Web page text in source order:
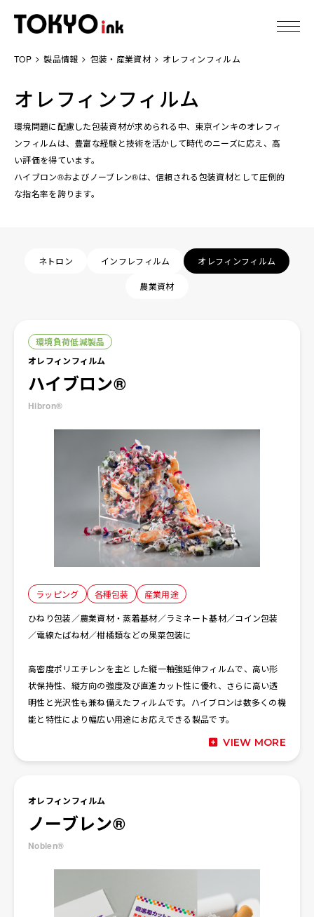
製品情報
技術情報
IR情報
ニュース
お問い合わせ
TOP 製品情報 包装・産業資材 オレフィンフィルム
オレフィンフィルム
環境問題に配慮した包装資材が求められる中、東京インキのオレフィ
ンフィルムは、豊富な経験と技術を活かして時代のニーズに応え、高
い評価を得ています。
ハイブロン®およびノーブレン®は、信頼される包装資材として圧倒的
な指名率を誇ります。
ネトロン インフレフィルム オレフィンフィルム
農業資材
環境負荷低減製品
オレフィンフィルム
ハイブロン®
Hibron®
ラッピング 各種包装
産業⽤途
ひねり包装／農業資材・蒸着基材／ラミネート基材／コイン包装
／電線たばね材／柑橘類などの果菜包装に
高密度ポリエチレンを主とした縦一軸強延伸フィルムで、高い形
状保持性、縦方向の強度及び直進カット性に優れ、さらに高い透
明性と光沢性も兼ね備えたフィルムです。ハイブロンは数多くの機
能と特性により幅広い用途にお応えできる製品です。
VIEW MORE
オレフィンフィルム
ノーブレン®
Noblen®